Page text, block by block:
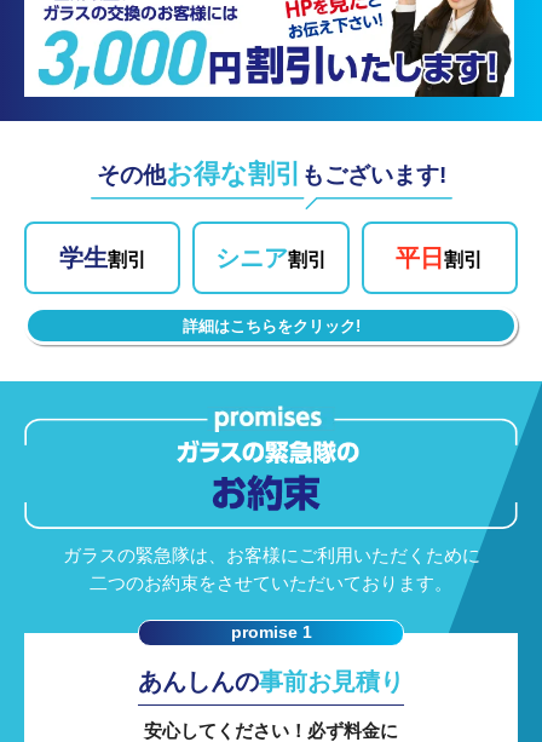
その他お得な割引 もございます!
学生割引 シニア割引 平日割引
詳細はこちらをクリック!
ガラスの緊急隊は、お客様にご利用いただくために
二つのお約束をさせていただいております。
promise 1
あんしんの事前お見積り
安心してください！必ず料金に